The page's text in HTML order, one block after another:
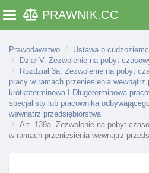
Toggle navigation
PRAWNIK.CC
Prawodawstwo
Ustawa o
Dział V. Zezwolenie na pobyt
Rozdział 3a. Zezwolenie na pobyt
pracy w ramach przeniesienia
krótkoterminowa I Długoterminowa
specjalisty lub pracownika
wewnątrz przedsiębiorstwa
Art. 139a. Zezwolenie na pobyt
w ramach przeniesienia wewnątrz
Art. 83. Konsultacje w
Art. 83a. Prośba o
sprawie przedłużenia wizy
Art. 84. Przedłużanie wizy
organów w tych sprawach
Art. 85. Wniosek o
Art. 86. Przesłanki odmowy